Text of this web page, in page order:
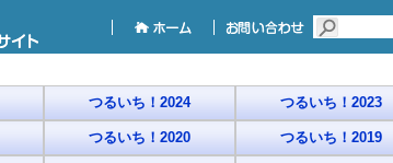
つるいち！2024 つるいち！2023
つるいち！2020 つるいち！2019